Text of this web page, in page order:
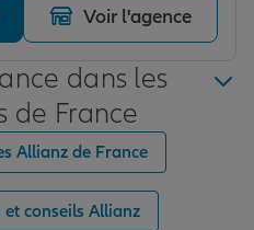
Voir l'agence
dans les
de France
Allianz de France
conseils Allianz